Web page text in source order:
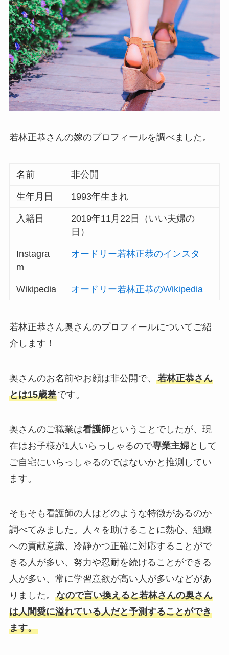
若林正恭さんの嫁のプロフィールを調べました。
名前 非公開
生年月日 1993年生まれ
入籍日
2019年11月22日（いい夫婦の
日）
Instagra
m
オードリー若林正恭のインスタ
Wikipedia オードリー若林正恭のWikipedia
若林正恭さん奥さんのプロフィールについてご紹
介します！
奥さんのお名前やお顔は非公開で、 若林正恭さん
とは15歳差です。
奥さんのご職業は看護師ということでしたが、現
在はお子様が1人いらっしゃるので専業主婦として
ご自宅にいらっしゃるのではないかと推測してい
ます。
そもそも看護師の人はどのような特徴があるのか
調べてみました。人々を助けることに熱心、組織
への貢献意識、冷静かつ正確に対応することがで
きる人が多い、努力や忍耐を続けることができる
人が多い、常に学習意欲が高い人が多いなどがあ
りました。 なので言い換えると若林さんの奥さん
は人間愛に溢れている人だと予測することができ
ます。